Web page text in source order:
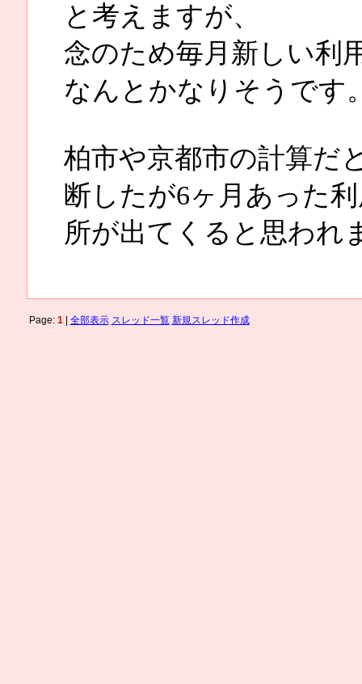
と考えますが、
念のため毎月新しい利
なんとかなりそうです
柏市や京都市の計算だ
断したが6ヶ月あった
所が出てくると思われ
Page: 1| 全部表示 スレッド一覧 新規スレッド作成